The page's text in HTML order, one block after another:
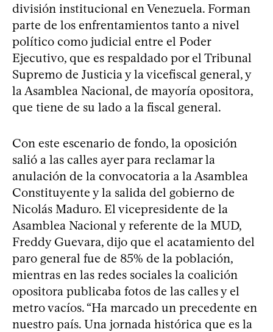
división institucional en Venezuela. Forman
parte de los enfrentamientos tanto a nivel
político como judicial entre el Poder
Ejecutivo, que es respaldado por el Tribunal
Supremo de Justicia y la vicefiscal general, y
la Asamblea Nacional, de mayoría opositora,
que tiene de su lado a la fiscal general.
Con este escenario de fondo, la oposición
salió a las calles ayer para reclamar la
anulación de la convocatoria a la Asamblea
Constituyente y la salida del gobierno de
Nicolás Maduro. El vicepresidente de la
Asamblea Nacional y referente de la MUD,
Freddy Guevara, dijo que el acatamiento del
paro general fue de 85% de la población,
mientras en las redes sociales la coalición
opositora publicaba fotos de las calles y el
metro vacíos. “Ha marcado un precedente en
nuestro país. Una jornada histórica que es la